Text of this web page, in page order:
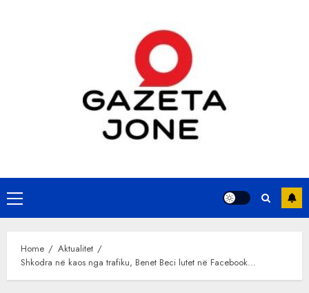
Primary
Menu
Home
Aktualitet
Shkodra në kaos nga trafiku, Benet Beci lutet në Facebook…